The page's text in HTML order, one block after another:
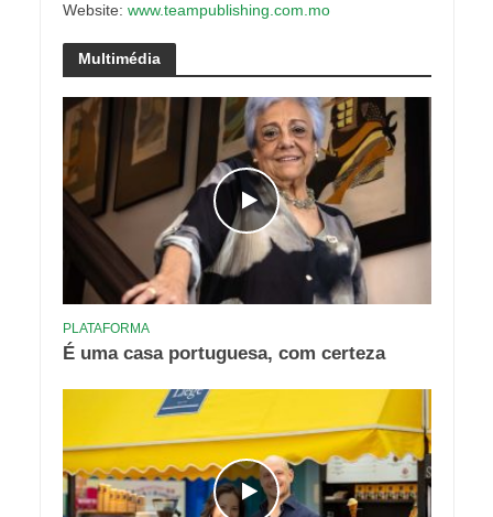
Website: www.teampublishing.com.mo
Multimédia
PLATAFORMA
É uma casa portuguesa, com certeza